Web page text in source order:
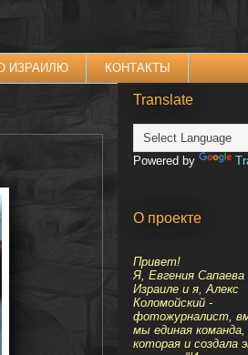
ИЗРАИЛЮ КОНТАКТЫ
Translate
Powered by
О проекте
Привет!
Я, Евгения Сапаева
Израиле и я, Алекс
Коломойский -
фотожурналист,
мы единая команда,
которая и создала